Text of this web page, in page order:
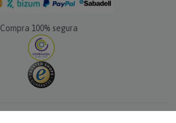
Compra 100% segura